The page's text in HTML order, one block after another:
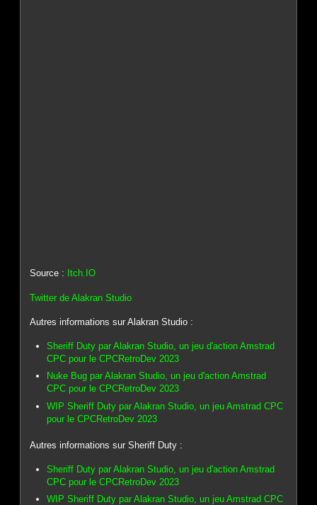
Source : Itch.IO
Twitter de Alakran Studio
Autres informations sur Alakran Studio :
Sheriff Duty par Alakran Studio, un jeu d'action Amstrad
CPC pour le CPCRetroDev 2023
Nuke Bug par Alakran Studio, un jeu d'action Amstrad
CPC pour le CPCRetroDev 2023
WIP Sheriff Duty par Alakran Studio, un jeu Amstrad CPC
pour le CPCRetroDev 2023
Autres informations sur Sheriff Duty :
Sheriff Duty par Alakran Studio, un jeu d'action Amstrad
CPC pour le CPCRetroDev 2023
WIP Sheriff Duty par Alakran Studio, un jeu Amstrad CPC